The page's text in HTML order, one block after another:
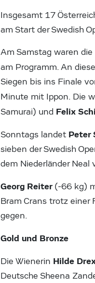
Insgesamt 17
am Start der Swedish
Am Samstag waren
am Programm. An
Siegen bis ins Finale
Minute mit Ippon. Die
Samurai) und Felix
Sonntags landet Peter
sieben der Swedish
dem Niederländer Neal
Georg Reiter (-66 kg)
Bram Crans trotz einer
gegen.
Gold und Bronze
Die Wienerin Hilde
Deutsche Sheena